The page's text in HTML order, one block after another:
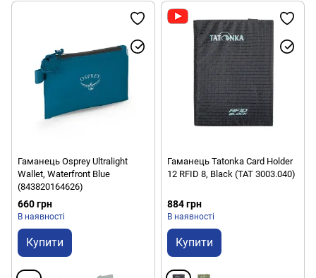
Гаманець Osprey Ultralight
Wallet, Waterfront Blue
(843820164626)
660 грн
В наявності
Купити
Гаманець Tatonka Card Holder
12 RFID 8, Black (TAT 3003.040)
884 грн
В наявності
Купити